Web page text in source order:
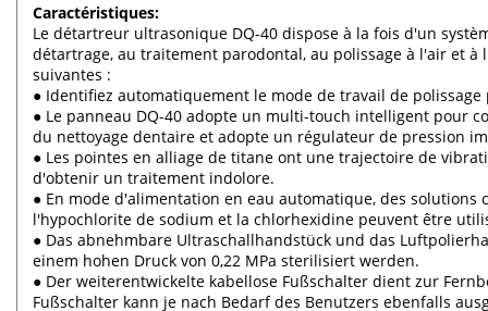
Caractéristiques:
Le détartreur ultrasonique DQ-40 dispose à la fois d'un
détartrage, au traitement parodontal, au polissage à l'air et
suivantes :
● Identifiez automatiquement le mode de travail de
● Le panneau DQ-40 adopte un multi-touch intelligent pour
du nettoyage dentaire et adopte un régulateur de pression
● Les pointes en alliage de titane ont une trajectoire de
d'obtenir un traitement indolore.
● En mode d'alimentation en eau automatique, des
l'hypochlorite de sodium et la chlorhexidine peuvent être
● Das abnehmbare Ultraschallhandstück und das
einem hohen Druck von 0,22 MPa sterilisiert werden.
● Der weiterentwickelte kabellose Fußschalter dient zur
Fußschalter kann je nach Bedarf des Benutzers ebenfalls